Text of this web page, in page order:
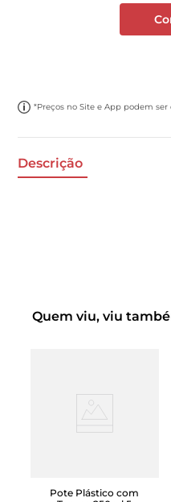
*Preços no Site e App podem ser
Descrição
Quem viu, viu
Pote Plástico com